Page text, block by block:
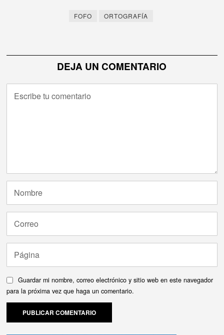
FOFO ORTOGRAFÍA
DEJA UN COMENTARIO
Guardar mi nombre, correo electrónico y sitio web en este navegador
para la próxima vez que haga un comentario.